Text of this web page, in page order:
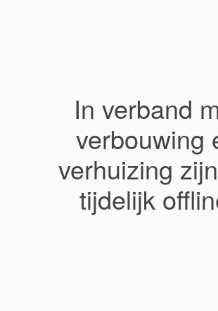
In verband
verbouwing
verhuizing
tijdelijk